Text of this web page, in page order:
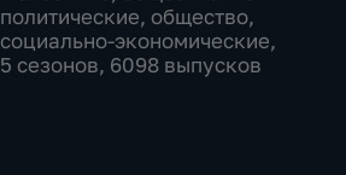
политические, общество,
социально-экономические,
5 сезонов, 6098 выпусков